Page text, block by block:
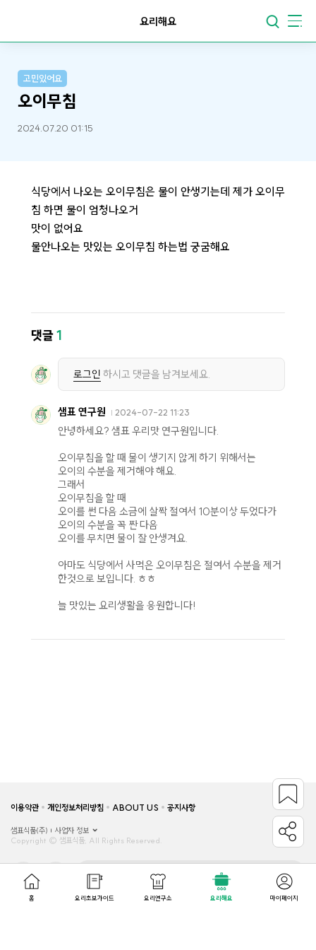
홈 요리초보가이드 요리연구소 요리해요 마이페이지
요리해요
고민있어요
오이무침
2024.07.20 01:15
식당에서 나오는 오이무침은 물이 안생기는데 제가 오이무
침 하면 물이 엄청나오거
맛이 없어요
물안나오는 맛있는 오이무침 하는법 궁굼해요
댓글1
로그인 하시고 댓글을 남겨보세요.
샘표 연구원 2024-07-22 11:23
안녕하세요? 샘표 우리맛 연구원입니다.
오이무침을 할 때 물이 생기지 않게 하기 위해서는
오이의 수분을 제거해야 해요.
그래서
오이무침을 할 때
오이를 썬 다음 소금에 살짝 절여서 10분이상 두었다가
오이의 수분을 꼭 짠 다음
오이를 무치면 물이 잘 안생겨요.
아마도 식당에서 사먹은 오이무침은 절여서 수분을 제거
한것으로 보입니다. ㅎㅎ
늘 맛있는 요리생활을 응원합니다!
이용약관 개인정보처리방침 ABOUT US 공지사항
샘표식품(주)
사업자 정보
Copyright © 샘표식품, All Rights Reserved.
관련사이트